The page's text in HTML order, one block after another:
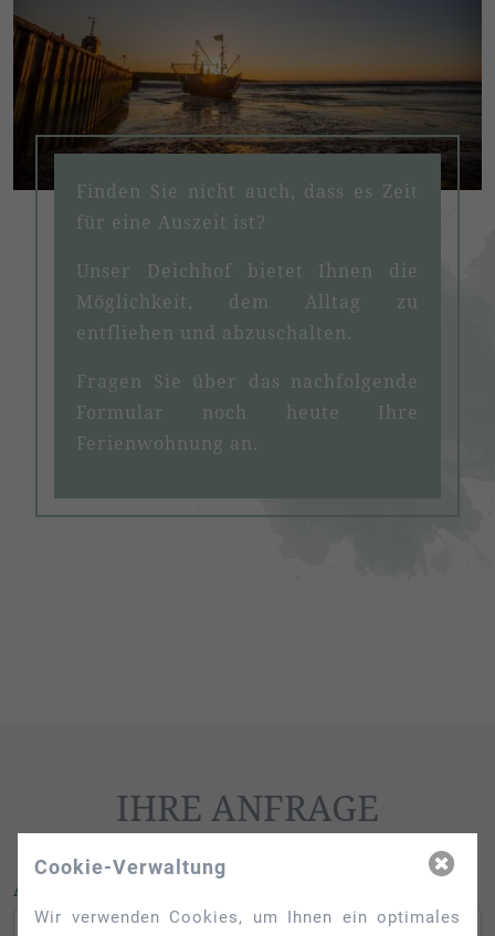
Finden Sie nicht auch, dass es Zeit
für eine Auszeit ist?
Unser Deichhof bietet Ihnen die
Möglichkeit, dem Alltag zu
entfliehen und abzuschalten.
Fragen Sie über das nachfolgende
Formular noch heute Ihre
Ferienwohnung an.
IHRE ANFRAGE
AN WELCHER WOHNUNG SIND SIE INTERESSIERT?
Cookie-Verwaltung
Wir verwenden Cookies, um Ihnen ein optimales